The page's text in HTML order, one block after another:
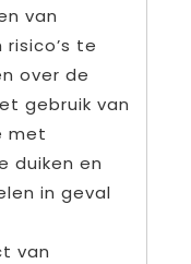
van
te
over de
gebruik van
met
duiken en
in geval
van